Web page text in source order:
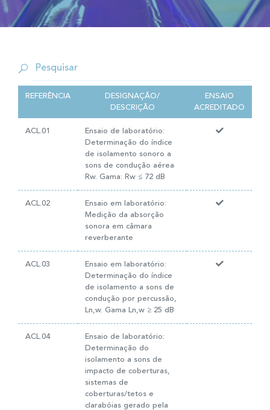
REFERÊNCIA
DESIGNAÇÃO/
DESCRIÇÃO
ENSAIO
ACREDITADO
ACL.01
Ensaio de laboratório:
Determinação do índice
de isolamento sonoro a
sons de condução aérea
Rw. Gama: Rw ≤ 72 dB
ACL.02
Ensaio em laboratório:
Medição da absorção
sonora em câmara
reverberante
ACL.03
Ensaio em laboratório:
Determinação do índice
de isolamento a sons de
condução por percussão,
Ln,w. Gama Ln,w ≥ 25 dB
ACL.04
Ensaio de laboratório:
Determinação do
isolamento a sons de
impacto de coberturas,
sistemas de
coberturas/tetos e
clarabóias gerado pela